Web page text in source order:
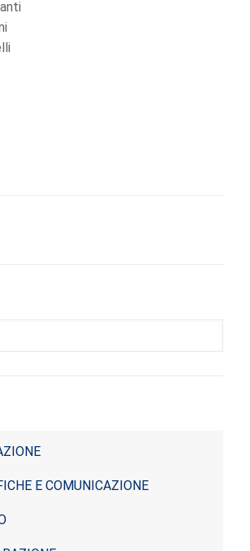
E COMUNICAZIONE